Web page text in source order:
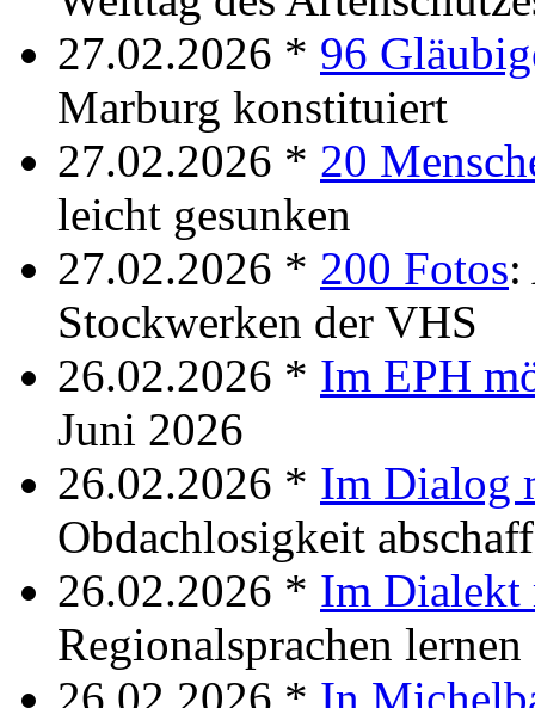
27.02.2026 * 96
Marburg konstituiert
27.02.2026 * 20
leicht gesunken
27.02.2026 * 200 Fotos:
Stockwerken der VHS
26.02.2026 * Im EPH
Juni 2026
26.02.2026 * Im Dialog
Obdachlosigkeit
26.02.2026 * Im Dialekt
Regionalsprachen lernen
26.02.2026 * In